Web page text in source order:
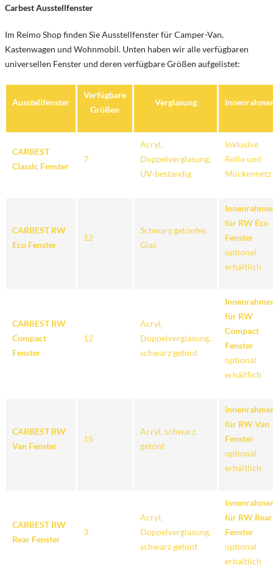
Carbest Ausstellfenster
Im Reimo Shop finden Sie Ausstellfenster für Camper-Van,
Kastenwagen und Wohnmobil. Unten haben wir alle verfügbaren
universellen Fenster und deren verfügbare Größen aufgelistet:
Ausstellfenster
Verfügbare
Größen
Verglasung
CARBEST
Classic Fenster
7
Acryl,
Doppelverglasung,
UV-beständig
Inklusive
Rollo und
Mückennetz
CARBEST RW
Eco Fenster
12
Schwarz getöntes
Glas
für RW Eco
Fenster
optional
erhältlich
CARBEST RW
Compact
Fenster
12
Acryl,
Doppelverglasung,
schwarz getönt
für RW
Compact
Fenster
optional
erhältlich
CARBEST RW
Van Fenster
15
Acryl, schwarz
getönt
für RW Van
Fenster
optional
erhältlich
CARBEST RW
Rear Fenster
3
Acryl,
Doppelverglasung,
schwarz getönt
für RW Rear
Fenster
optional
erhältlich